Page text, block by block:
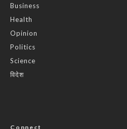
Business
Health
Opinion
Politics
Science
विदेश
Connect